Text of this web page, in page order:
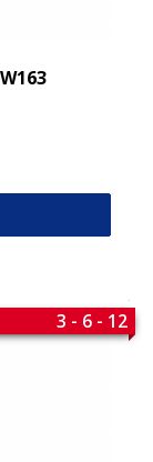
3 - 6 - 12